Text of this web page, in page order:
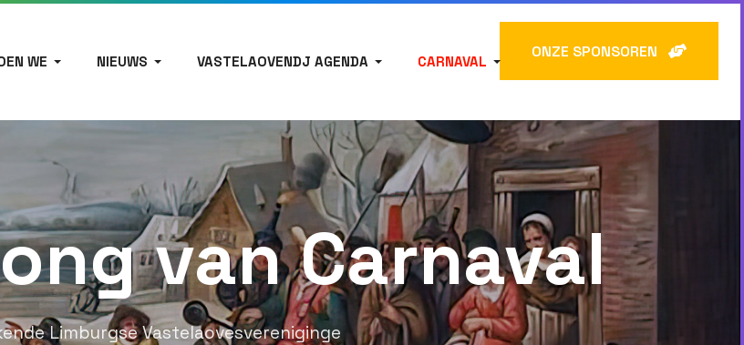
WE NIEUWS VASTELAOVENDJ AGENDA CARNAVAL
ONZE SPONSOREN
van Carnaval
Limburgse Vastelaovesvereniginge